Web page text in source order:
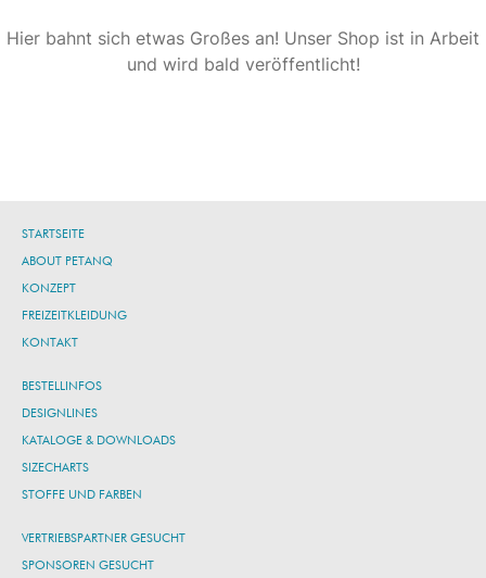
Hier bahnt sich etwas Großes an! Unser Shop ist in Arbeit
und wird bald veröffentlicht!
STARTSEITE
ABOUT PETANQ
KONZEPT
FREIZEITKLEIDUNG
KONTAKT
BESTELLINFOS
DESIGNLINES
KATALOGE & DOWNLOADS
SIZECHARTS
STOFFE UND FARBEN
VERTRIEBSPARTNER GESUCHT
SPONSOREN GESUCHT